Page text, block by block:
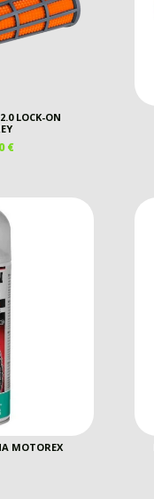
LOCK-ON
€IL
È:
MOTOREX